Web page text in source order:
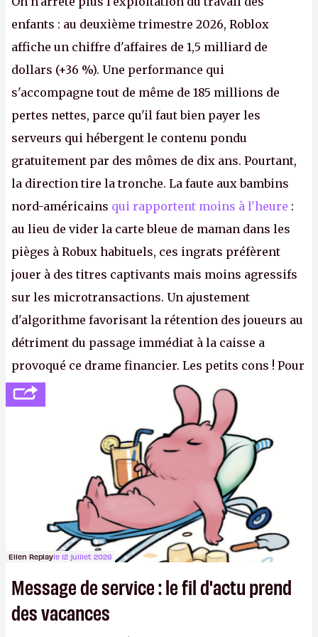
enfants : au deuxième trimestre 2026, Roblox
affiche un chiffre d'affaires de 1,5 milliard de
dollars (+36 %). Une performance qui
s'accompagne tout de même de 185 millions de
pertes nettes, parce qu'il faut bien payer les
serveurs qui hébergent le contenu pondu
gratuitement par des mômes de dix ans. Pourtant,
la direction tire la tronche. La faute aux bambins
nord-américains qui rapportent moins à l'heure :
au lieu de vider la carte bleue de maman dans les
pièges à Robux habituels, ces ingrats préfèrent
jouer à des titres captivants mais moins agressifs
sur les microtransactions. Un ajustement
d'algorithme favorisant la rétention des joueurs au
détriment du passage immédiat à la caisse a
provoqué ce drame financier. Les petits cons ! Pour
se consoler, le PDG David Baszucki peut compter
sur le déblocage du jeu en Russie et l'explosion des
joueurs majeurs (+32 %). L'avenir appartient donc
aux adultes, qui ne sont jamais que des enfants
avec du pouvoir d'achat.P.
Ellen Replayle 12 juillet 2026
Message de service : le fil d'actu prend
des vacances